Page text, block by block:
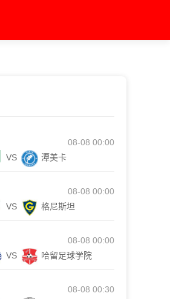
08-08 00:00
VS 潭美卡
08-08 00:00
VS 格尼斯坦
08-08 00:00
VS 哈留足球学院
08-08 00:30